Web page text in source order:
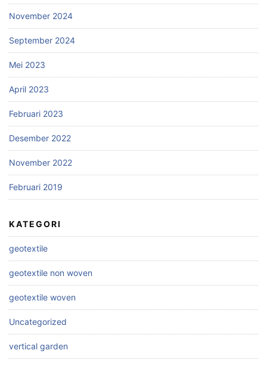
November 2024
September 2024
Mei 2023
April 2023
Februari 2023
Desember 2022
November 2022
Februari 2019
KATEGORI
geotextile
geotextile non woven
geotextile woven
Uncategorized
vertical garden